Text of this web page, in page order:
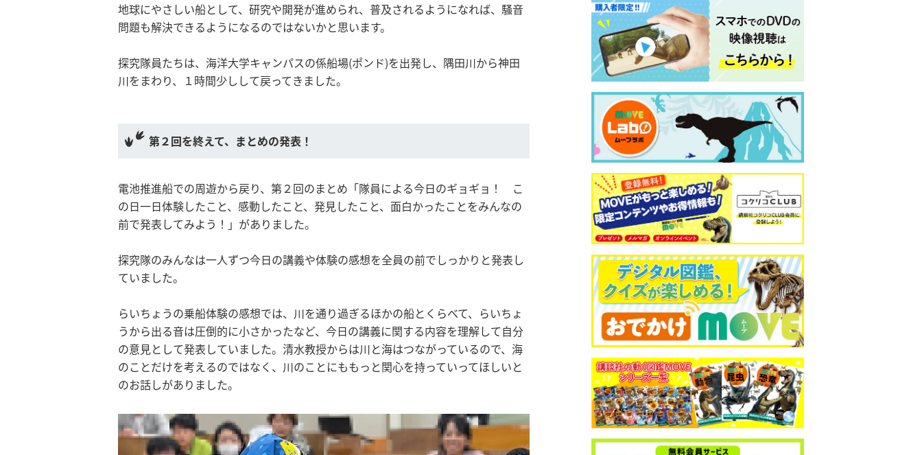
地球にやさしい船として、研究や開発が進められ、普及されるようになれば、騒音
問題も解決できるようになるのではないかと思います。
探究隊員たちは、海洋大学キャンパスの係船場(ポンド)を出発し、隅田川から神田
川をまわり、１時間少しして戻ってきました。
第２回を終えて、まとめの発表！
電池推進船での周遊から戻り、第２回のまとめ「隊員による今日のギョギョ！ こ
の日一日体験したこと、感動したこと、発見したこと、面白かったことをみんなの
前で発表してみよう！」がありました。
探究隊のみんなは一人ずつ今日の講義や体験の感想を全員の前でしっかりと発表し
ていました。
らいちょうの乗船体験の感想では、川を通り過ぎるほかの船とくらべて、らいちょ
うから出る音は圧倒的に小さかったなど、今日の講義に関する内容を理解して自分
の意見として発表していました。清水教授からは川と海はつながっているので、海
のことだけを考えるのではなく、川のことにももっと関心を持っていってほしいと
のお話しがありました。